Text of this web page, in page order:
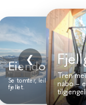
Tren
nabo –
Eiendom
Se tomter, leiligheter og
fjellet.
❮